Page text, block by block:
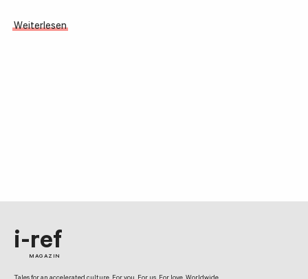
Weiterlesen
i-ref
MAGAZIN